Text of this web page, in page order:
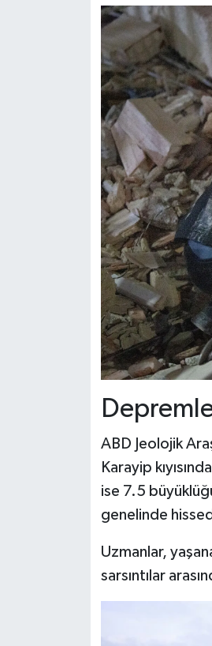
ABD Jeolojik
Karayip
ise 7.5
genelinde
Uzmanlar,
sarsıntılar